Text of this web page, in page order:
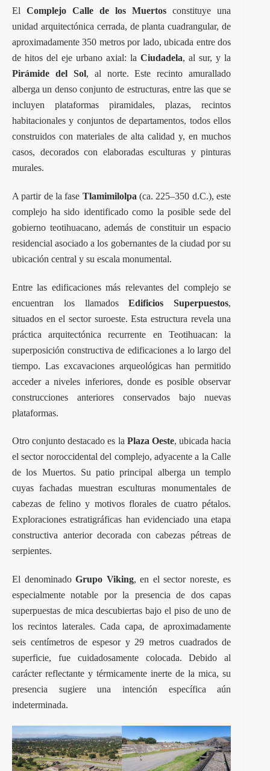
ElComplejo Calle de los Muertos constituye una
unidad arquitectónica cerrada, de planta cuadrangular, de
aproximadamente 350 metros por lado, ubicada entre dos
de hitos del eje urbano axial: laCiudadela, al sur, y la
Pirámide del Sol, al norte. Este recinto amurallado
alberga un denso conjunto de estructuras, entre las que se
incluyen plataformas piramidales, plazas, recintos
habitacionales y conjuntos de departamentos, todos ellos
construidos con materiales de alta calidad y, en muchos
casos, decorados con elaboradas esculturas y pinturas
murales.
A partir de la fase Tlamimilolpa (ca. 225–350 d.C.), este
complejo ha sido identificado como la posible sede del
gobierno teotihuacano, además de constituir un espacio
residencial asociado a los gobernantes de la ciudad por su
ubicación central y su escala monumental.
Entre las edificaciones más relevantes del complejo se
encuentran los llamadosEdificios Superpuestos,
situados en el sector suroeste. Esta estructura revela una
práctica arquitectónica recurrente en Teotihuacan: la
superposición constructiva de edificaciones a lo largo del
tiempo. Las excavaciones arqueológicas han permitido
acceder a niveles inferiores, donde es posible observar
construcciones anteriores conservados bajo nuevas
plataformas.
Otro conjunto destacado es la Plaza Oeste, ubicada hacia
el sector noroccidental del complejo, adyacente a la Calle
de los Muertos. Su patio principal alberga un templo
cuyas fachadas muestran esculturas monumentales de
cabezas de felino y motivos florales de cuatro pétalos.
Exploraciones estratigráficas han evidenciado una etapa
constructiva anterior decorada con cabezas pétreas de
serpientes.
El denominadoGrupo Viking, en el sector noreste, es
especialmente notable por la presencia de dos capas
superpuestas de mica descubiertas bajo el piso de uno de
los recintos laterales. Cada capa, de aproximadamente
seis centímetros de espesor y 29 metros cuadrados de
superficie, fue cuidadosamente colocada. Debido al
carácter reflectante y térmicamente inerte de la mica, su
presencia sugiere una intención específica aún
indeterminada.